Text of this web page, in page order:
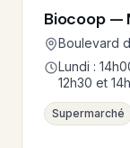
Biocoop —
Boulevard
Lundi :
12h30 et
Supermarché